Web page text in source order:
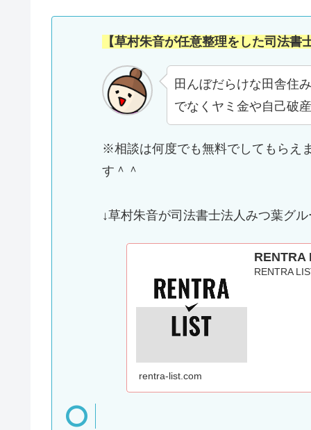
【草村朱音が任意整理をした司法書
田んぼだらけな田舎住
でなくヤミ金や自己破
※相談は何度でも無料でしてもらえ
す＾＾
↓草村朱音が司法書士法人みつ葉グ
RENTRA
RENTRA
rentra-list.com